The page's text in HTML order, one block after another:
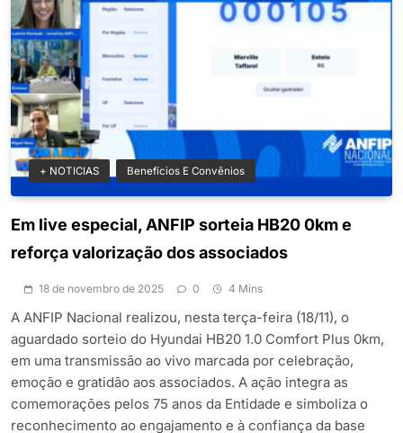
+ NOTICIAS Benefícios E Convênios
Em live especial, ANFIP sorteia HB20 0km e
reforça valorização dos associados
18 de novembro de 2025 0 4 Mins
A ANFIP Nacional realizou, nesta terça-feira (18/11), o
aguardado sorteio do Hyundai HB20 1.0 Comfort Plus 0km,
em uma transmissão ao vivo marcada por celebração,
emoção e gratidão aos associados. A ação integra as
comemorações pelos 75 anos da Entidade e simboliza o
reconhecimento ao engajamento e à confiança da base